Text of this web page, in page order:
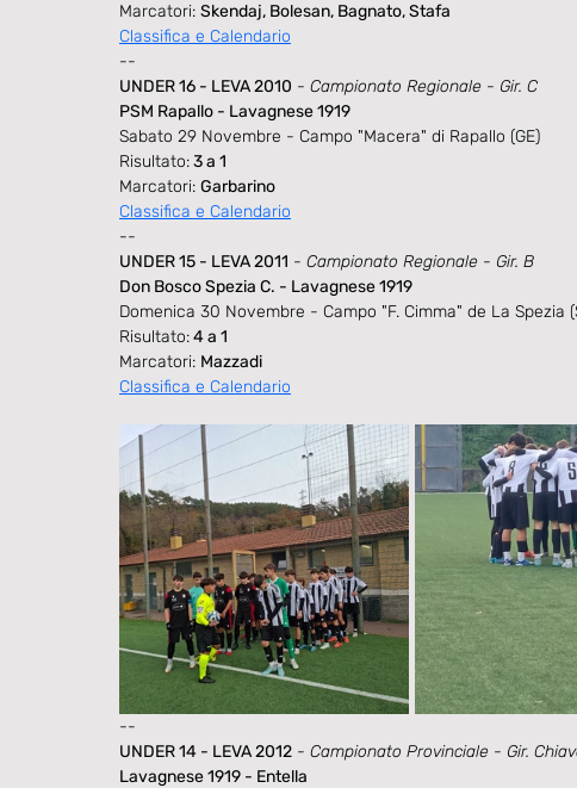
Marcatori: Skendaj, Bolesan, Bagnato, Stafa
Classifica e Calendario
--
UNDER 16 - LEVA 2010 - Campionato Regionale - Gir. C
PSM Rapallo - Lavagnese 1919
Sabato 29 Novembre - Campo "Macera" di Rapallo (GE)
Risultato: 3 a 1
Marcatori: Garbarino
Classifica e Calendario
--
UNDER 15 - LEVA 2011 - Campionato Regionale - Gir. B
Don Bosco Spezia C. - Lavagnese 1919
Domenica 30 Novembre - Campo "F. Cimma" de La Spezia
Risultato: 4 a 1
Marcatori: Mazzadi
Classifica e Calendario
--
UNDER 14 - LEVA 2012 - Campionato Provinciale - Gir.
Lavagnese 1919 - Entella